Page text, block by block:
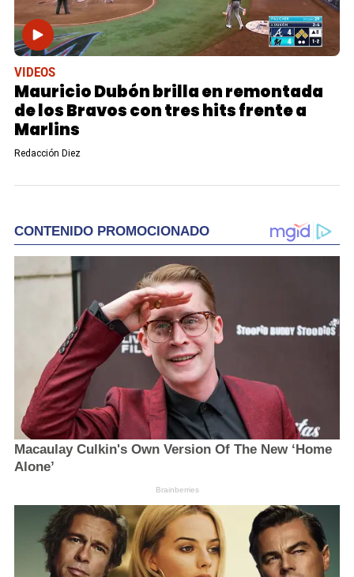
VIDEOS
Mauricio Dubón brilla en remontada
de los Bravos con tres hits frente a
Marlins
Redacción Diez